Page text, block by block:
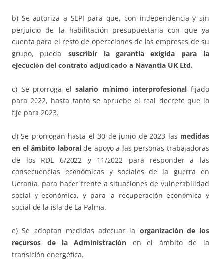
b) Se autoriza a SEPI para que, con independencia y sin
perjuicio de la habilitación presupuestaria con que ya
cuenta para el resto de operaciones de las empresas de su
grupo, pueda suscribir la garantía exigida para la
ejecución del contrato adjudicado a Navantia UK Ltd.
c) Se prorroga el salario mínimo interprofesional fijado
para 2022, hasta tanto se apruebe el real decreto que lo
fije para 2023.
d) Se prorrogan hasta el 30 de junio de 2023 las medidas
en el ámbito laboralde apoyo a las personas trabajadoras
de los RDL 6/2022 y 11/2022 para responder a las
consecuencias económicas y sociales de la guerra en
Ucrania, para hacer frente a situaciones de vulnerabilidad
social y económica, y para la recuperación económica y
social de la isla de La Palma.
e) Se adoptan medidas adecuar la organización de los
recursos de la Administraciónen el ámbito de la
transición energética.